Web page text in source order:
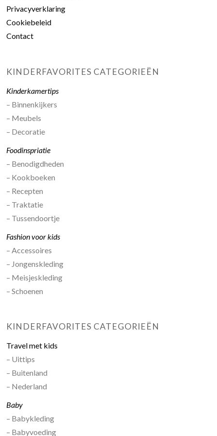
Privacyverklaring
Cookiebeleid
Contact
KINDERFAVORITES CATEGORIEËN
Kinderkamertips
– Binnenkijkers
– Meubels
– Decoratie
Foodinspriatie
– Benodigdheden
– Kookboeken
– Recepten
– Traktatie
– Tussendoortje
Fashion voor kids
– Accessoires
– Jongenskleding
– Meisjeskleding
– Schoenen
KINDERFAVORITES CATEGORIEËN
Travel met kids
– Uittips
– Buitenland
– Nederland
Baby
– Babykleding
– Babyvoeding